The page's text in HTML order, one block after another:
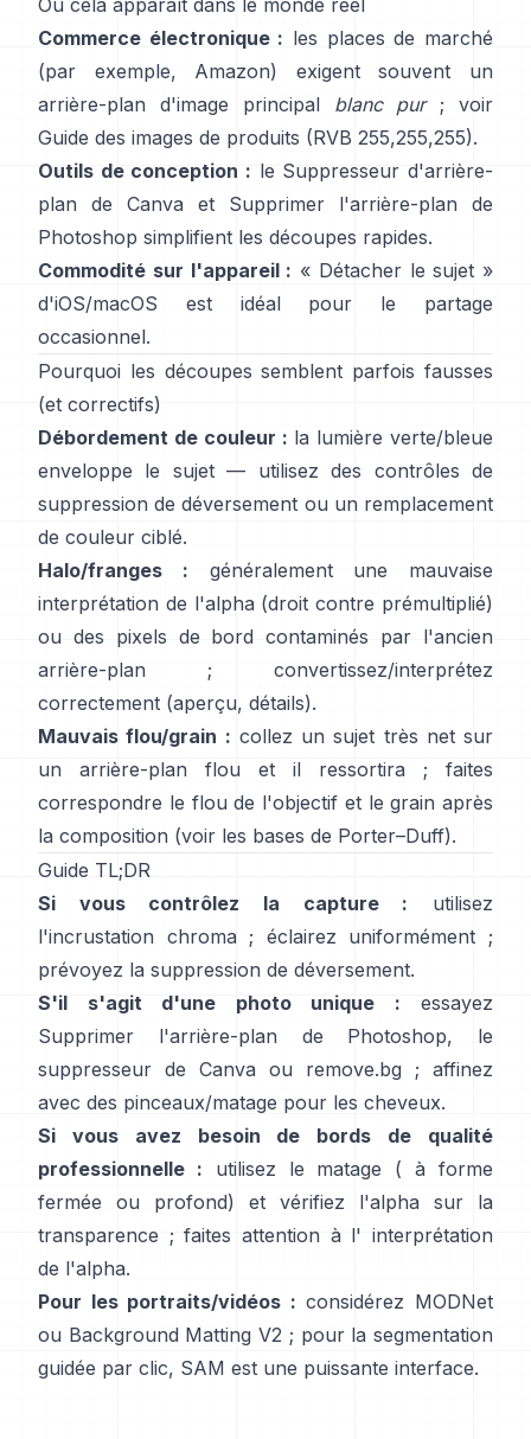
Où cela apparaît dans le monde réel
Commerce électronique : les places de marché
(par exemple, Amazon) exigent souvent un
arrière-plan d'image principal blanc pur; voir
Guide des images de produits (RVB 255,255,255).
Outils de conception : le Suppresseur d'arrière-
plan de Canva et Supprimer l'arrière-plan de
Photoshop simplifient les découpes rapides.
Commodité sur l'appareil : « Détacher le sujet »
d'iOS/macOS est idéal pour le partage
occasionnel.
Pourquoi les découpes semblent parfois fausses
(et correctifs)
Débordement de couleur : la lumière verte/bleue
enveloppe le sujet — utilisez des contrôles de
suppression de déversement ou un remplacement
de couleur ciblé.
Halo/franges : généralement une mauvaise
interprétation de l'alpha (droit contre prémultiplié)
ou des pixels de bord contaminés par l'ancien
arrière-plan ; convertissez/interprétez
correctement (aperçu, détails).
Mauvais flou/grain : collez un sujet très net sur
un arrière-plan flou et il ressortira ; faites
correspondre le flou de l'objectif et le grain après
la composition (voir les bases de Porter–Duff).
Guide TL;DR
Si vous contrôlez la capture : utilisez
l'incrustation chroma ; éclairez uniformément ;
prévoyez la suppression de déversement.
S'il s'agit d'une photo unique : essayez
Supprimer l'arrière-plande Photoshop,
le
suppresseur de Canva ou remove.bg ; affinez
avec des pinceaux/matage pour les cheveux.
Si vous avez besoin de bords de qualité
professionnelle : utilisez le matage (
à forme
fermée
ou profond) et vérifiez l'alpha sur la
transparence ; faites attention à l' interprétation
de l'alpha.
Pour les portraits/vidéos : considérez MODNet
ou Background Matting V2 ; pour la segmentation
guidée par clic, SAM est une puissante interface.